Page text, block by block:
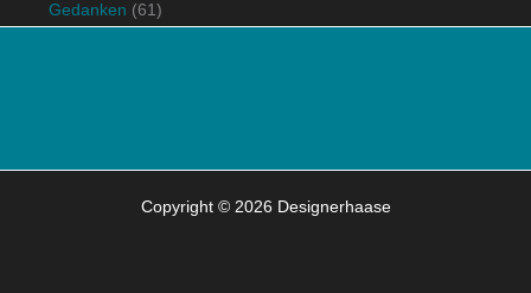
Gedanken (61)
Copyright © 2026 Designerhaase